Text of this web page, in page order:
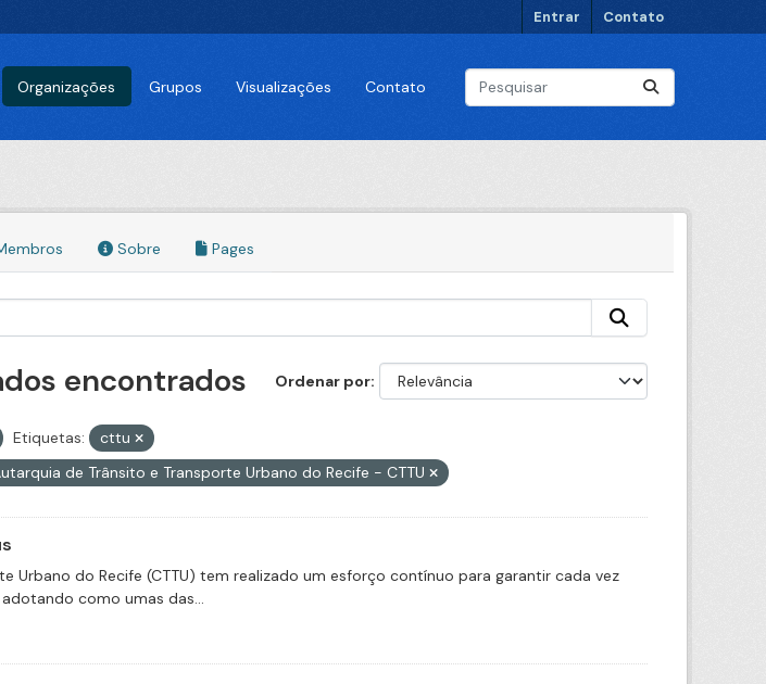
Entrar Contato
Organizações Grupos Visualizações Contato
Sobre Pages
Ordenar por
encontrados
Etiquetas:
cttu
de Trânsito e Transporte Urbano do Recife - CTTU
Urbano do Recife (CTTU) tem realizado um esforço contínuo para garantir cada vez
como umas das...